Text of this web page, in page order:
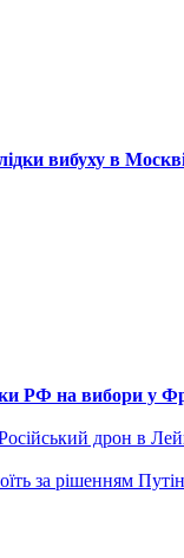
вибуху в
РФ на вибори у
дрон в
за рішенням